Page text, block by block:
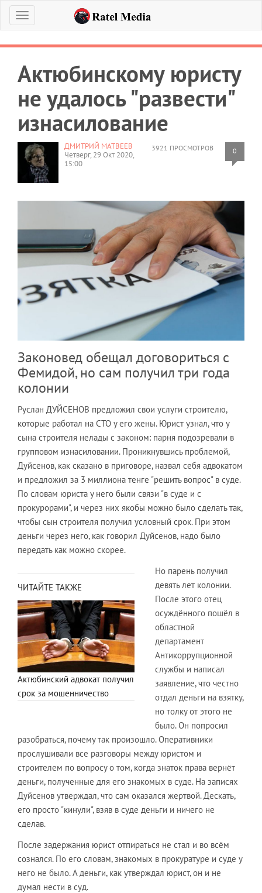
Меню
Актюбинскому юристу
не удалось "развести"
изнасилование
3921 ПРОСМОТРОВ 0
ДМИТРИЙ МАТВЕЕВ
Четверг, 29 Окт 2020,
15:00
Законовед обещал договориться с
Фемидой, но сам получил три года
колонии
Руслан ДУЙСЕНОВ предложил свои услуги строителю,
которые работал на СТО у его жены. Юрист узнал, что у
сына строителя нелады с законом: парня подозревали в
групповом изнасиловании. Проникнувшись проблемой,
Дуйсенов, как сказано в приговоре, назвал себя адвокатом
и предложил за 3 миллиона тенге "решить вопрос" в суде.
По словам юриста у него были связи "в суде и с
прокурорами", и через них якобы можно было сделать так,
чтобы сын строителя получил условный срок. При этом
деньги через него, как говорил Дуйсенов, надо было
передать как можно скорее.
ЧИТАЙТЕ ТАКЖЕ
Актюбинский адвокат получил
срок за мошенничество
Но парень получил
девять лет колонии.
После этого отец
осуждённого пошёл в
областной
департамент
Антикоррупционной
службы и написал
заявление, что честно
отдал деньги на взятку,
но толку от этого не
было. Он попросил
разобраться, почему так произошло. Оперативники
прослушивали все разговоры между юристом и
строителем по вопросу о том, когда знаток права вернёт
деньги, полученные для его знакомых в суде. На записях
Дуйсенов утверждал, что сам оказался жертвой. Дескать,
его просто "кинули", взяв в суде деньги и ничего не
сделав.
После задержания юрист отпираться не стал и во всём
сознался. По его словам, знакомых в прокуратуре и суде у
него не было. А деньги, как утверждал юрист, он и не
думал нести в суд.